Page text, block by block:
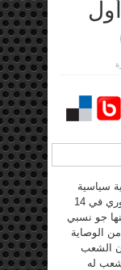
سياسية
كردية من المؤسسين لأول حزب كردي سوري في 14
حينها جو نسبي
الوصاية
الشعب
له